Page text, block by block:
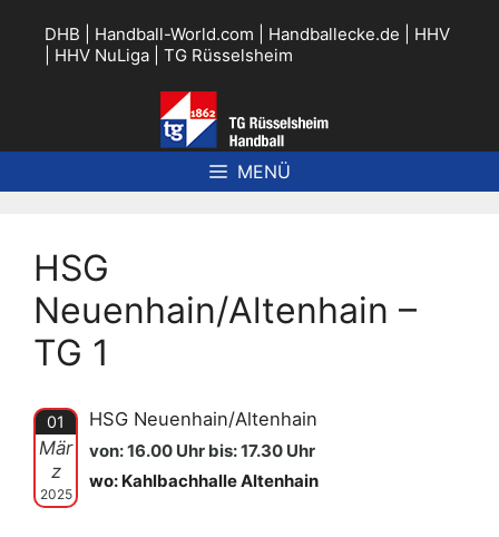
springen
DHB Handball-World.com Handballecke.de
HHV
HHV NuLiga TG Rüsselsheim
MENÜ
HSG
Neuenhain/Altenhain –
TG 1
01
Mär
z
2025
HSG Neuenhain/Altenhain
von: 16.00 Uhr bis: 17.30 Uhr
wo: Kahlbachhalle Altenhain